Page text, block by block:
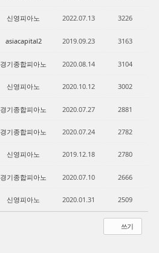
신영피아노 2022.07.13 3226
asiacapital2 2019.09.23 3163
경기종합피아노 2020.08.14 3104
신영피아노 2020.10.12 3002
경기종합피아노 2020.07.27 2881
경기종합피아노 2020.07.24 2782
신영피아노 2019.12.18 2780
경기종합피아노 2020.07.10 2666
신영피아노 2020.01.31 2509
쓰기